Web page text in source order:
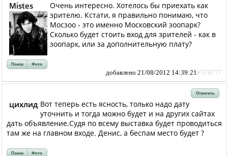
Mistes
Очень интересно. Хотелось бы приехать как
зрителю. Кстати, я правильно понимаю, что
Мосзоо - это именно Московский зоопарк?
Сколько будет стоить вход для зрителей - как в
зоопарк, или за дополнительную плату?
Поиск Фото
добавлено 21/08/2012 14:39:21 #378777
Ответить
цихлид Вот теперь есть ясность, только надо дату
уточнить и тогда можно будет и на других сайтах
дать объявление.Судя по всему выставка будет проводиться
там же на главном входе. Денис, а беспам место будет ?
Поиск Фото